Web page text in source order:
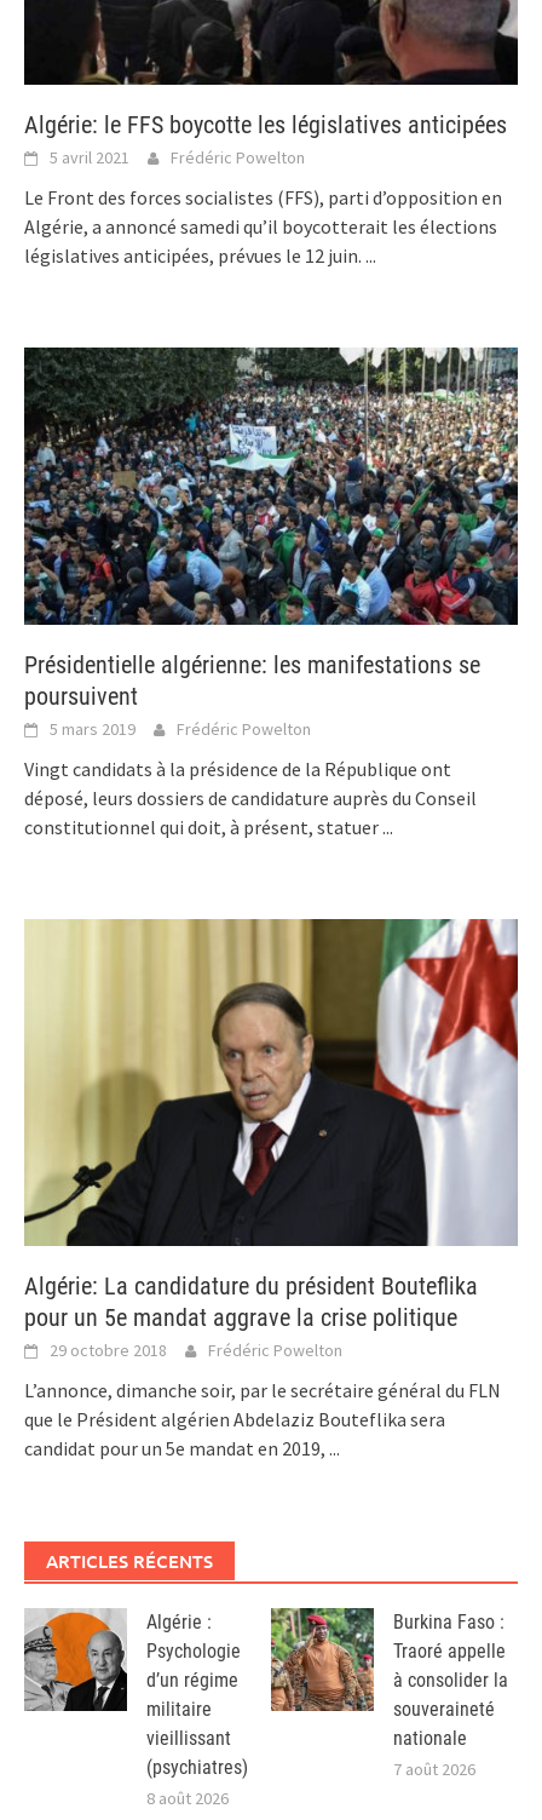
Algérie: le FFS boycotte les législatives anticipées
5 avril 2021 Frédéric Powelton
Le Front des forces socialistes (FFS), parti d’opposition en
Algérie, a annoncé samedi qu’il boycotterait les élections
législatives anticipées, prévues le 12 juin. ...
Présidentielle algérienne: les manifestations se
poursuivent
5 mars 2019 Frédéric Powelton
Vingt candidats à la présidence de la République ont
déposé, leurs dossiers de candidature auprès du Conseil
constitutionnel qui doit, à présent, statuer...
Algérie: La candidature du président Bouteflika
pour un 5e mandat aggrave la crise politique
29 octobre 2018 Frédéric Powelton
L’annonce, dimanche soir, par le secrétaire général du FLN
que le Président algérien Abdelaziz Bouteflika sera
candidat pour un 5e mandat en 2019, ...
ARTICLES RÉCENTS
Algérie :
Psychologie
d’un régime
militaire
vieillissant
(psychiatres)
8 août 2026
Burkina Faso :
Traoré appelle
à consolider la
souveraineté
nationale
7 août 2026